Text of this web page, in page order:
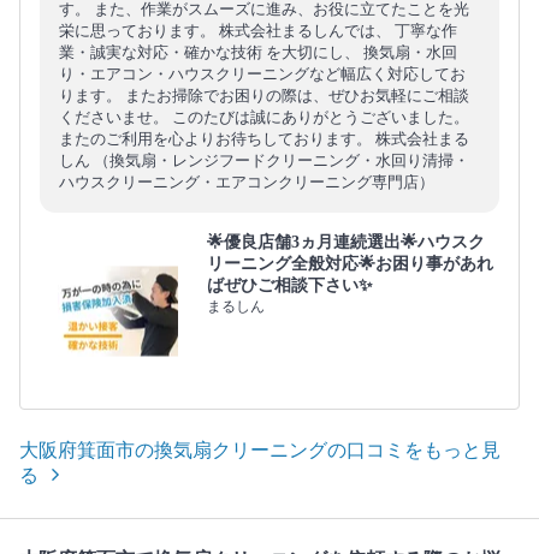
す。 また、作業がスムーズに進み、お役に立てたことを光
栄に思っております。 株式会社まるしんでは、 丁寧な作
業・誠実な対応・確かな技術 を大切にし、 換気扇・水回
り・エアコン・ハウスクリーニングなど幅広く対応してお
ります。 またお掃除でお困りの際は、ぜひお気軽にご相談
くださいませ。 このたびは誠にありがとうございました。
またのご利用を心よりお待ちしております。 株式会社まる
しん （換気扇・レンジフードクリーニング・水回り清掃・
ハウスクリーニング・エアコンクリーニング専門店）
🌟優良店舗3ヵ月連続選出🌟ハウスク
リーニング全般対応🌟お困り事があれ
ばぜひご相談下さい✨
まるしん
大阪府箕面市の換気扇クリーニングの口コミをもっと見
る